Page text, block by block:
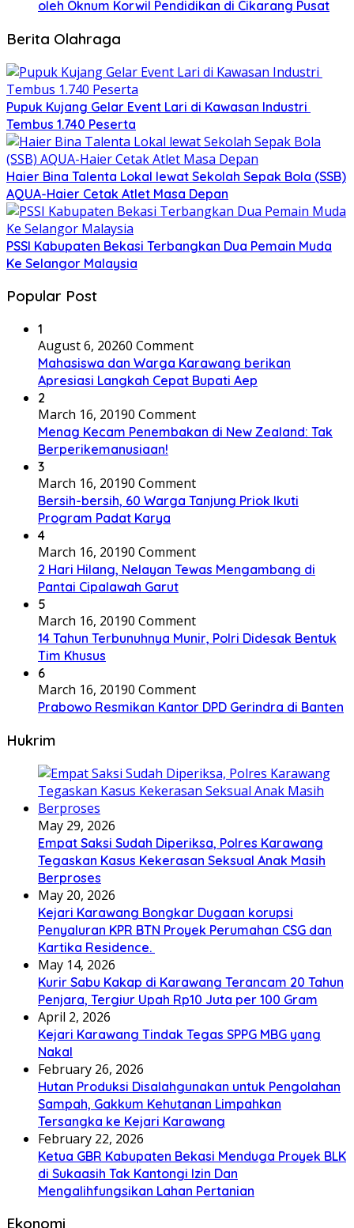
oleh Oknum Korwil Pendidikan di Cikarang Pusat
Berita Olahraga
Pupuk Kujang Gelar Event Lari di Kawasan Industri
Tembus 1.740 Peserta
Haier Bina Talenta Lokal lewat Sekolah Sepak Bola (SSB)
AQUA-Haier Cetak Atlet Masa Depan
PSSI Kabupaten Bekasi Terbangkan Dua Pemain Muda
Ke Selangor Malaysia
Popular Post
1
August 6, 20260 Comment
Mahasiswa dan Warga Karawang berikan
Apresiasi Langkah Cepat Bupati Aep
2
March 16, 20190 Comment
Menag Kecam Penembakan di New Zealand: Tak
Berperikemanusiaan!
3
March 16, 20190 Comment
Bersih-bersih, 60 Warga Tanjung Priok Ikuti
Program Padat Karya
4
March 16, 20190 Comment
2 Hari Hilang, Nelayan Tewas Mengambang di
Pantai Cipalawah Garut
5
March 16, 20190 Comment
14 Tahun Terbunuhnya Munir, Polri Didesak Bentuk
Tim Khusus
6
March 16, 20190 Comment
Prabowo Resmikan Kantor DPD Gerindra di Banten
Hukrim
May 29, 2026
Empat Saksi Sudah Diperiksa, Polres Karawang
Tegaskan Kasus Kekerasan Seksual Anak Masih
Berproses
May 20, 2026
Kejari Karawang Bongkar Dugaan korupsi
Penyaluran KPR BTN Proyek Perumahan CSG dan
Kartika Residence.
May 14, 2026
Kurir Sabu Kakap di Karawang Terancam 20 Tahun
Penjara, Tergiur Upah Rp10 Juta per 100 Gram
April 2, 2026
Kejari Karawang Tindak Tegas SPPG MBG yang
Nakal
February 26, 2026
Hutan Produksi Disalahgunakan untuk Pengolahan
Sampah, Gakkum Kehutanan Limpahkan
Tersangka ke Kejari Karawang
February 22, 2026
Ketua GBR Kabupaten Bekasi Menduga Proyek BLK
di Sukaasih Tak Kantongi Izin Dan
Mengalihfungsikan Lahan Pertanian
Ekonomi